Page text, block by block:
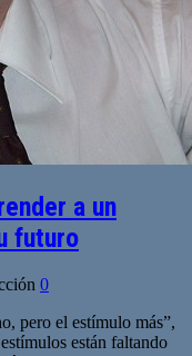
a un
futuro
0
pero el estímulo más”,
están faltando